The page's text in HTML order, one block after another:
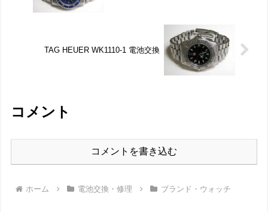
TAG HEUER WK1110-1 電池交換
コメント
コメントを書き込む
ホーム 電池交換・修理 ブランド・ウォッチ